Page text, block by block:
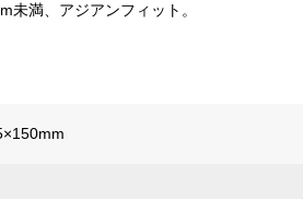
満、アジアンフィット。